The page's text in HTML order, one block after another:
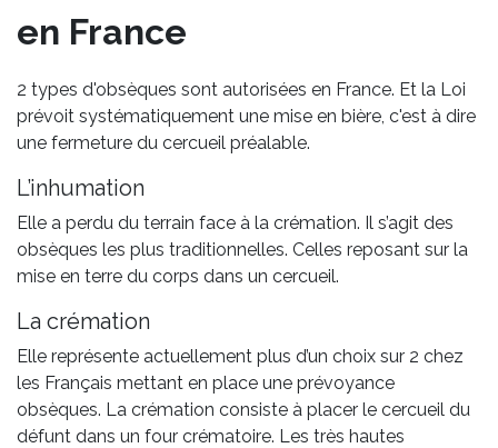
en France
2 types d'obsèques sont autorisées en France. Et la Loi
prévoit systématiquement une mise en bière, c'est à dire
une fermeture du cercueil préalable.
L’inhumation
Elle a perdu du terrain face à la crémation. Il s’agit des
obsèques les plus traditionnelles. Celles reposant sur la
mise en terre du corps dans un cercueil.
La crémation
Elle représente actuellement plus d’un choix sur 2 chez
les Français mettant en place une prévoyance
obsèques. La crémation consiste à placer le cercueil du
défunt dans un four crématoire. Les très hautes